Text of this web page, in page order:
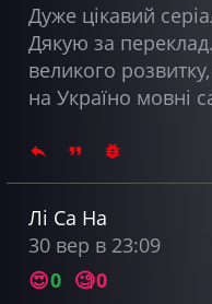
Дуже цікавий
Дякую за
великого
на Україно мовні
Лі Са На
30 вер в 23:09
😍0 🧐0